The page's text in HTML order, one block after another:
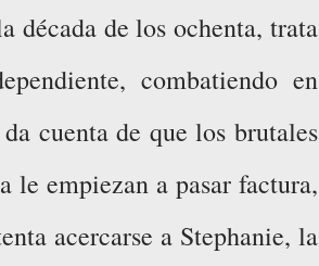
década de los ochenta, trata
combatiendo en
cuenta de que los brutales
le empiezan a pasar factura,
acercarse a Stephanie, la